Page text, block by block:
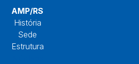
AMP/RS
História
Sede
Estrutura